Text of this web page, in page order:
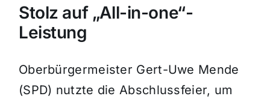
Stolz auf „All-in-one“-
Leistung
Oberbürgermeister Gert-Uwe Mende
(SPD) nutzte die Abschlussfeier, um